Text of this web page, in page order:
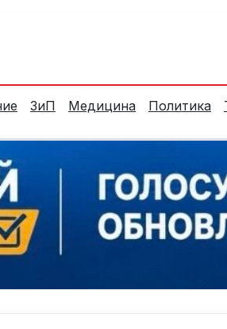
ЗиП Медицина Политика